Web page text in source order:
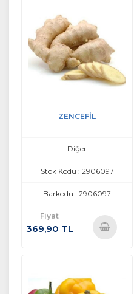
ZENCEFİL
Diğer
Stok Kodu : 2906097
Barkodu : 2906097
Fiyat
369,90 TL